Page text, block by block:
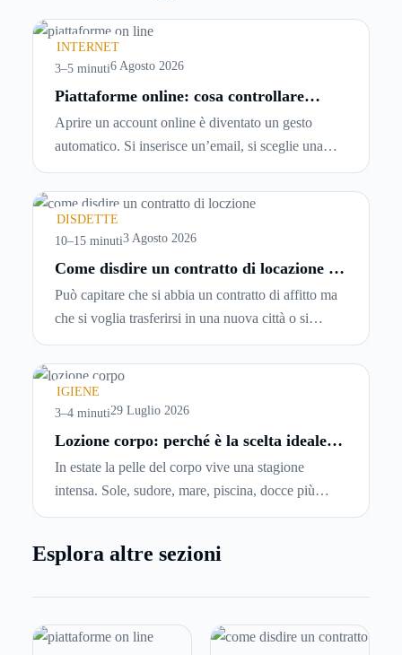
INTERNET
3–5 minuti6 Agosto 2026
Piattaforme online: cosa controllare
prima di iscriversi e usare servizi in
tempo reale
Aprire un account online è diventato un gesto
automatico. Si inserisce un’email, si sceglie una
password, si accetta una serie di condizioni senza
leggerle davvero. Tutto avviene in pochi minuti,
spesso senza che ci si fermi a capire dove si sta
entrando.
DISDETTE
10–15 minuti3 Agosto 2026
Come disdire un contratto di locazione in
modo corretto ed efficace
Può capitare che si abbia un contratto di affitto ma
che si voglia trasferirsi in una nuova città o si
abbiano problemi a pagare il canone, per cui si
comincia a cercare un’altra abitazione: è legittimo
chiedersi se è possibile
locazioneprima che scada. In questa guida
capiremo come inviare la disdetta per un contratto
IGIENE
3–4 minuti29 Luglio 2026
Lozione corpo: perché è la scelta ideale
In estate la pelle del corpo vive una stagione
intensa. Sole, sudore, mare, piscina, docce più
frequenti e aria condizionata possono renderla
meno confortevole. Eppure, proprio nei mesi caldi,
o difficili da assorbire.
Esplora altre sezioni